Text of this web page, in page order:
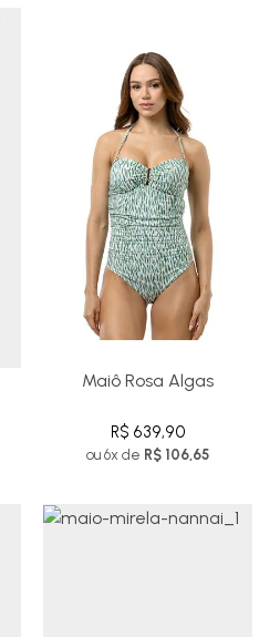
Maiô Rosa Algas
R$ 639,90
ou 6x de R$ 106,65